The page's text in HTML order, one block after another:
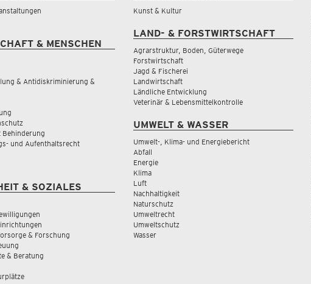
& MENSCHEN
& Antidiskriminierung &
Behinderung
und Aufenthaltsrecht
& SOZIALES
& Forschung
& Beratung
Kunst & Kultur
LAND- & FORSTWIRTSCHAFT
Agrarstruktur, Boden, Güterwege
Forstwirtschaft
Jagd & Fischerei
Landwirtschaft
Ländliche Entwicklung
Veterinär & Lebensmittelkontrolle
UMWELT & WASSER
Umwelt-, Klima- und Energiebericht
Abfall
Energie
Klima
Luft
Nachhaltigkeit
Naturschutz
Umweltrecht
Umweltschutz
Wasser